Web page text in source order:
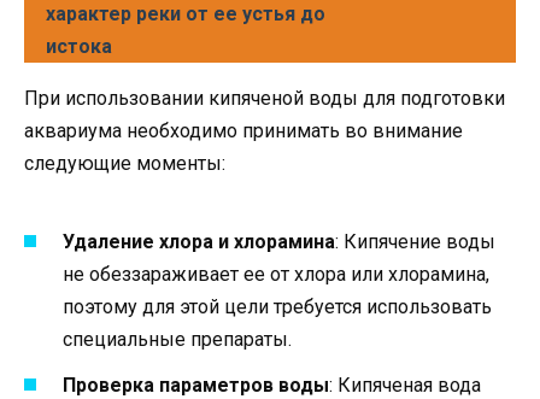
характер реки от ее устья до
истока
При использовании кипяченой воды для подготовки
аквариума необходимо принимать во внимание
следующие моменты:
Удаление хлора и хлорамина: Кипячение воды
не обеззараживает ее от хлора или хлорамина,
поэтому для этой цели требуется использовать
специальные препараты.
Проверка параметров воды: Кипяченая вода